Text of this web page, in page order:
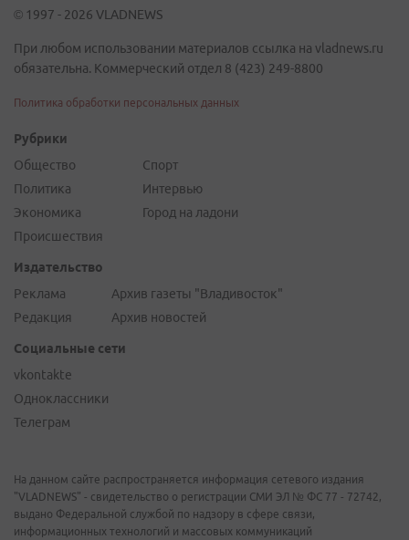
© 1997 - 2026 VLADNEWS
При любом использовании материалов ссылка на vladnews.ru
обязательна. Коммерческий отдел 8 (423) 249-8800
Политика обработки персональных данных
Рубрики
Общество
Политика
Экономика
Происшествия
Спорт
Интервью
Город на ладони
Издательство
Реклама
Редакция
Архив газеты "Владивосток"
Архив новостей
Социальные сети
vkontakte
Одноклассники
Телеграм
На данном сайте распространяется информация сетевого издания
"VLADNEWS" - свидетельство о регистрации СМИ ЭЛ № ФС 77 - 72742,
выдано Федеральной службой по надзору в сфере связи,
информационных технологий и массовых коммуникаций